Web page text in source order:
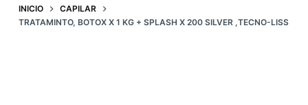
aINICIO
CAPILAR
TRATAMINTO, BOTOX X 1 KG + SPLASH X 200 SILVER ,TECNO-LISS